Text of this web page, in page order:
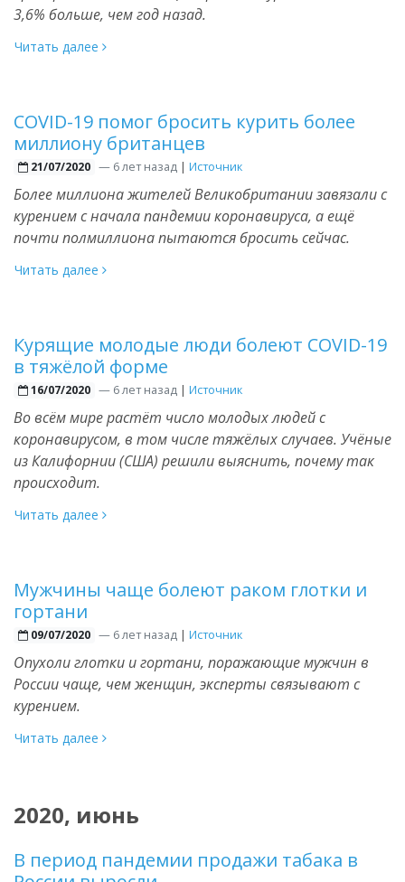
3,6% больше, чем год назад.
Читать далее
COVID-19 помог бросить курить более
миллиону британцев
21/07/2020 —6 лет назад | Источник
Более миллиона жителей Великобритании завязали с
курением с начала пандемии коронавируса, а ещё
почти полмиллиона пытаются бросить сейчас.
Читать далее
Курящие молодые люди болеют COVID-19
в тяжёлой форме
16/07/2020 —6 лет назад | Источник
Во всём мире растёт число молодых людей c
коронавирусом, в том числе тяжёлых случаев. Учёные
из Калифорнии (США) решили выяснить, почему так
происходит.
Читать далее
Мужчины чаще болеют раком глотки и
гортани
09/07/2020 —6 лет назад | Источник
Опухоли глотки и гортани, поражающие мужчин в
России чаще, чем женщин, эксперты связывают с
курением.
Читать далее
2020, июнь
В период пандемии продажи табака в